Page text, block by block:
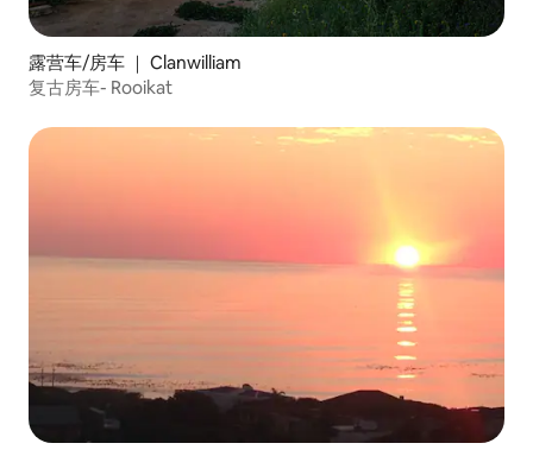
露营车/房车 ｜ Clanwilliam
复古房车- Rooikat